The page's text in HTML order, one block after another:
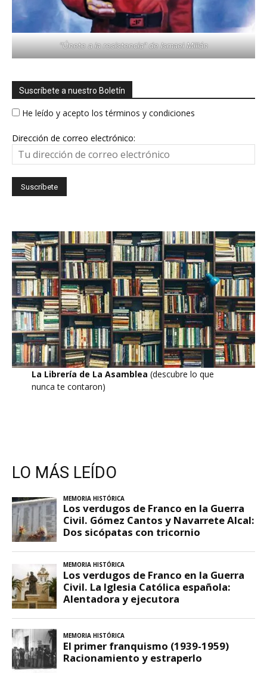
"Únete a la resistencia" de Ismael Millán
Suscríbete a nuestro Boletín
He leído y acepto los términos y condiciones
Dirección de correo electrónico:
La Librería de La Asamblea (descubre lo que
nunca te contaron)
LO MÁS LEÍDO